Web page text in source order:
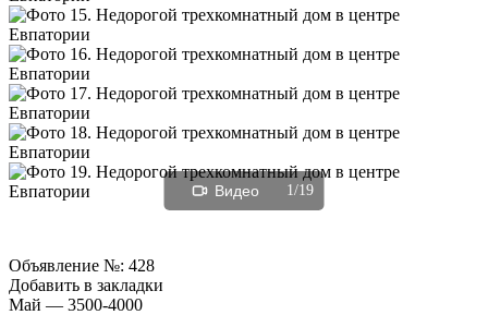
Видео 1/19
Объявление №: 428
Добавить в закладки
Май — 3500-4000